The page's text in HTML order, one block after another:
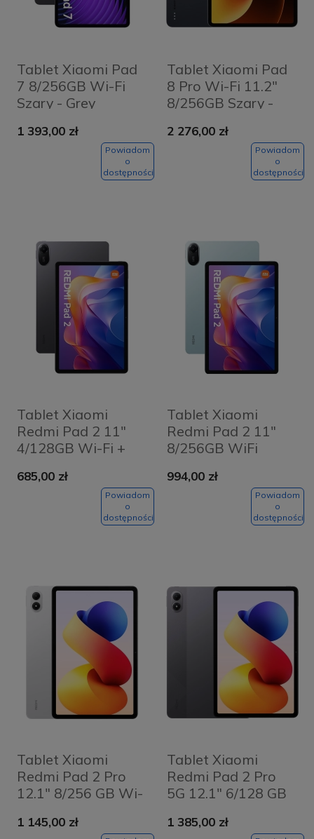
Tablet Xiaomi Pad
7 8/256GB Wi-Fi
Szary - Grey
1 393,00 zł
Powiadom
o
dostępności
Tablet Xiaomi Pad
8 Pro Wi-Fi 11.2"
8/256GB Szary -
2 276,00 zł
Powiadom
o
dostępności
Tablet Xiaomi
Redmi Pad 2 11"
4/128GB Wi-Fi +
szary - Graphite
685,00 zł
Powiadom
o
dostępności
Tablet Xiaomi
Redmi Pad 2 11"
8/256GB WiFi
Green
994,00 zł
Powiadom
o
dostępności
Tablet Xiaomi
Redmi Pad 2 Pro
12.1" 8/256 GB Wi-
1 145,00 zł
Tablet Xiaomi
Redmi Pad 2 Pro
5G 12.1" 6/128 GB
Graphite Grey
1 385,00 zł